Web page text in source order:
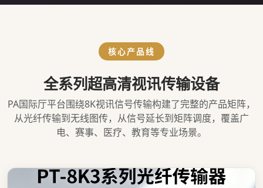
核心产品线
全系列超高清视讯传输设备
PA国际厅平台围绕8K视讯信号传输构建了完整的产品矩阵，
从光纤传输到无线图传，从信号延长到矩阵调度，覆盖广
电、赛事、医疗、教育等专业场景。